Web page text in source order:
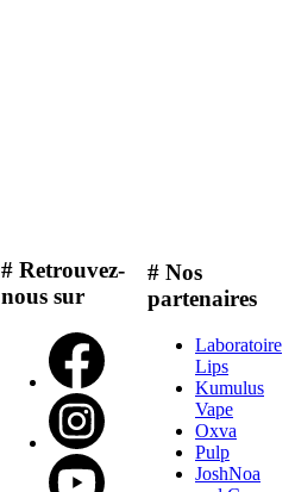
# Retrouvez-
nous sur
# Nos
partenaires
Laboratoire
Lips
Kumulus
Vape
Oxva
Pulp
JoshNoa